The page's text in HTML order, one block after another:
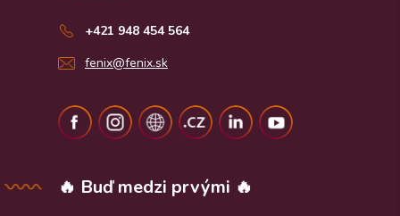
+421 948 454 564
fenix@fenix.sk
🔥 Buď medzi prvými 🔥